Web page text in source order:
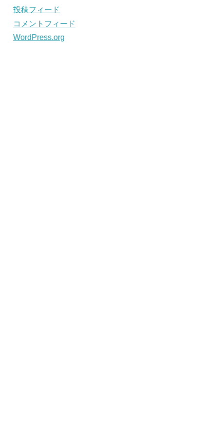
投稿フィード
コメントフィード
WordPress.org